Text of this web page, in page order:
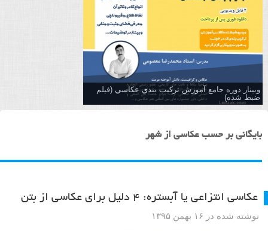
وبینار دوره جامع آموزش تركيب بندي عكاسي (فیلم
ضبط شده)
بایگانی بر حسب عکاسی از شهر
عکاسی انتزاعی یا آبستره: ۴ دلیل برای عکاسی از بتن
نوشته شده در ۱۶ بهمن ۱۳۹۵